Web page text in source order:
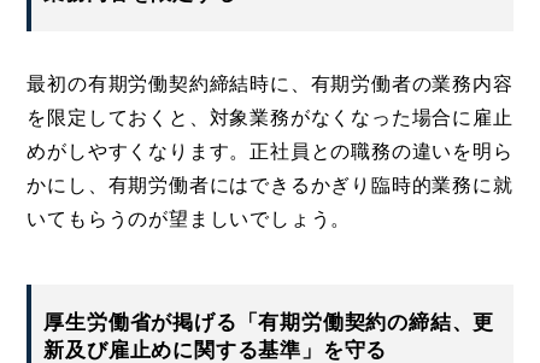
最初の有期労働契約締結時に、有期労働者の業務内容
を限定しておくと、対象業務がなくなった場合に雇止
めがしやすくなります。正社員との職務の違いを明ら
かにし、有期労働者にはできるかぎり臨時的業務に就
いてもらうのが望ましいでしょう。
厚生労働省が掲げる「有期労働契約の締結、更
新及び雇止めに関する基準」を守る